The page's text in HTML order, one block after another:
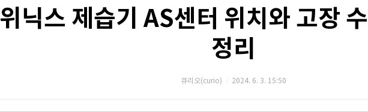
위닉스 제습기 AS센터 위치와 고장
정리
큐리오(curio) 2024. 6. 3. 15:50